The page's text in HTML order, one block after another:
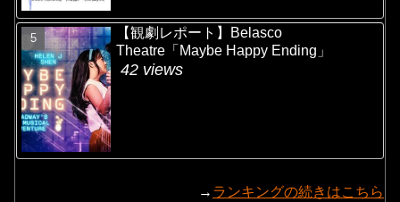
【観劇レポート】Belasco
Theatre「Maybe Happy Ending」
42 views
→ ランキングの続きはこちら